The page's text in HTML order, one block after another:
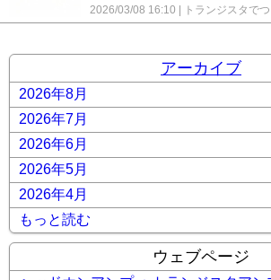
2026/03/08 16:10
トランジスタで
り」スタンバイ ビー
コメント(0)
アーカイブ
2026年8月
2026年7月
2026年6月
2026年5月
2026年4月
もっと読む
ウェブページ